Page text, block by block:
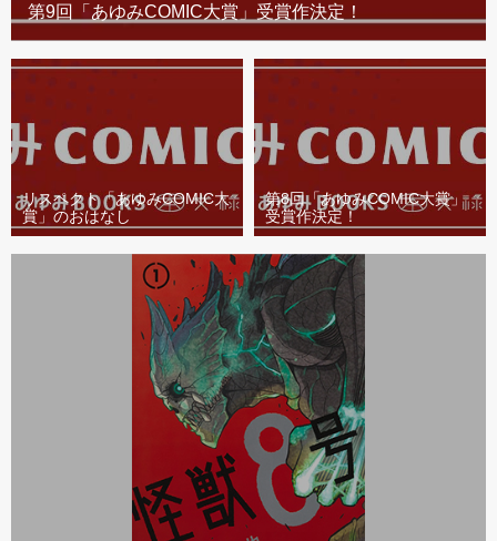
第9回「あゆみCOMIC大賞」受賞作決定！
リスペクト「あゆみCOMIC大
賞」のおはなし
第8回「あゆみCOMIC大賞」
受賞作決定！